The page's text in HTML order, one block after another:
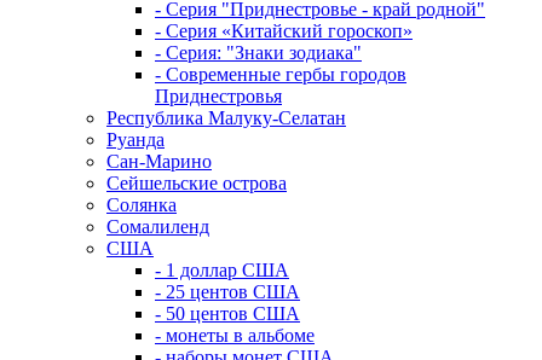
- Серия "Приднестровье - край родной"
- Серия «Китайский гороскоп»
- Серия: "Знаки зодиака"
- Современные гербы городов
Приднестровья
Республика Малуку-Селатан
Руанда
Сан-Марино
Сейшельские острова
Солянка
Сомалиленд
США
- 1 доллар США
- 25 центов США
- 50 центов США
- монеты в альбоме